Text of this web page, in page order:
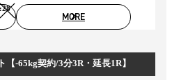
MORE
-65kg契約/3分3R・延長1R】